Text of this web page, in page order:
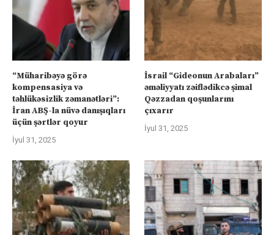
“Müharibəyə görə
kompensasiya və
təhlükəsizlik zəmanətləri”:
İran ABŞ-la nüvə danışıqları
üçün şərtlər qoyur
İyul 31, 2025
İsrail “Gideonun Arabaları”
əməliyyatı zəiflədikcə şimal
Qəzzadan qoşunlarını
çıxarır
İyul 31, 2025